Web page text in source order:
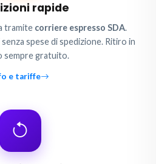
rapide
tramite corriere espresso SDA.
spese di spedizione. Ritiro in
sempre gratuito.
e tariffe